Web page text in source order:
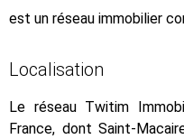
est un réseau immobilier
Localisation
Le réseau Twitim
France, dont Saint-